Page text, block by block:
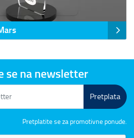
se na newsletter
Pretplata
Pretplatite se za promotivne ponude.